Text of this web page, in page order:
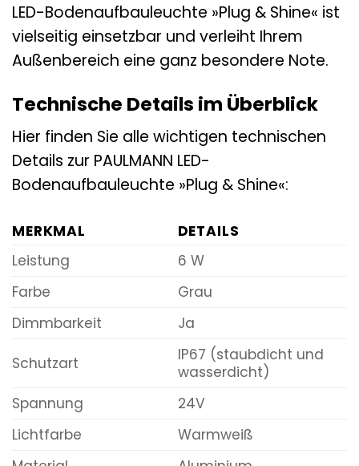
LED-Bodenaufbauleuchte »Plug & Shine« ist
vielseitig einsetzbar und verleiht Ihrem
Außenbereich eine ganz besondere Note.
Technische Details im Überblick
Hier finden Sie alle wichtigen technischen
Details zur PAULMANN LED-
Bodenaufbauleuchte »Plug & Shine«:
MERKMAL
DETAILS
Leistung
6 W
Farbe
Grau
Dimmbarkeit
Ja
Schutzart
IP67 (staubdicht und
wasserdicht)
Spannung
24V
Lichtfarbe
Warmweiß